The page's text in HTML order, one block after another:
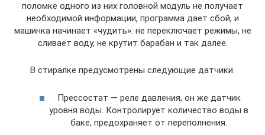
поломке одного из них головной модуль не получает
необходимой информации, программа дает сбой, и
машинка начинает «чудить»: не переключает режимы, не
сливает воду, не крутит барабан и так далее.
В стиралке предусмотрены следующие датчики.
Прессостат — реле давления, он же датчик
уровня воды. Контролирует количество воды в
баке, предохраняет от переполнения.